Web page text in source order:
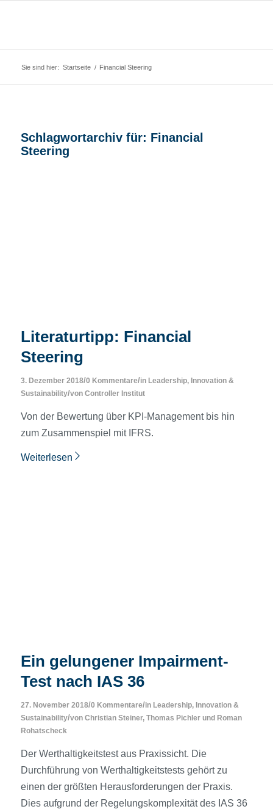
Sie sind hier: Startseite / Financial Steering
Schlagwortarchiv für: Financial
Steering
Literaturtipp: Financial
Steering
3. Dezember 2018/0 Kommentare/in Leadership, Innovation &
Sustainability/von Controller Institut
Von der Bewertung über KPI-Management bis hin
zum Zusammenspiel mit IFRS.
Weiterlesen
Ein gelungener Impairment-
Test nach IAS 36
27. November 2018/0 Kommentare/in Leadership, Innovation &
Sustainability/von Christian Steiner, Thomas Pichlerund Roman
Rohatscheck
Der Werthaltigkeitstest aus Praxissicht. Die
Durchführung von Werthaltigkeitstests gehört zu
einen der größten Herausforderungen der Praxis.
Dies aufgrund der Regelungskomplexität des IAS 36